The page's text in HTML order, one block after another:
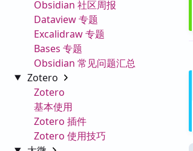
Obsidian 社区周报
Dataview 专题
Excalidraw 专题
Bases 专题
Obsidian 常见问题汇总
Zotero
Zotero
基本使用
Zotero 插件
Zotero 使用技巧